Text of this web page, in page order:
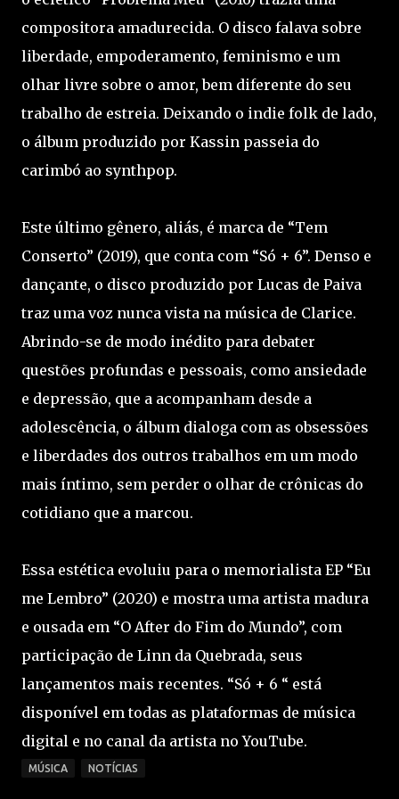
compositora amadurecida. O disco falava sobre
liberdade, empoderamento, feminismo e um
olhar livre sobre o amor, bem diferente do seu
trabalho de estreia. Deixando o indie folk de lado,
o álbum produzido por Kassin passeia do
carimbó ao synthpop.
Este último gênero, aliás, é marca de “Tem
Conserto” (2019), que conta com “Só + 6”. Denso e
dançante, o disco produzido por Lucas de Paiva
traz uma voz nunca vista na música de Clarice.
Abrindo-se de modo inédito para debater
questões profundas e pessoais, como ansiedade
e depressão, que a acompanham desde a
adolescência, o álbum dialoga com as obsessões
e liberdades dos outros trabalhos em um modo
mais íntimo, sem perder o olhar de crônicas do
cotidiano que a marcou.
Essa estética evoluiu para o memorialista EP “Eu
me Lembro” (2020) e mostra uma artista madura
e ousada em “O After do Fim do Mundo”, com
participação de Linn da Quebrada, seus
lançamentos mais recentes. “Só + 6 “ está
disponível em todas as plataformas de música
digital e no canal da artista no YouTube.
MÚSICA NOTÍCIAS